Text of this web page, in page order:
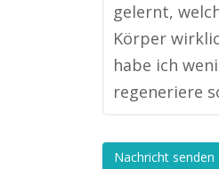
gelernt,
Körper
habe ich
regeneriere
Nachricht senden